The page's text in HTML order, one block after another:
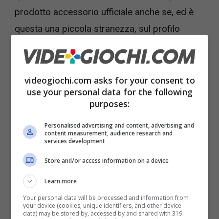
prodotto accessorio ufficiale anche se, ed è
questa una piccola stranezza, sul profilo
nessun riferimento a questa esperienza.
videogiochi.com asks for your consent to
use your personal data for the following
purposes:
Personalised advertising and content, advertising and
content measurement, audience research and
services development
Store and/or access information on a device
Learn more
Your personal data will be processed and information from
your device (cookies, unique identifiers, and other device
data) may be stored by, accessed by and shared with 319